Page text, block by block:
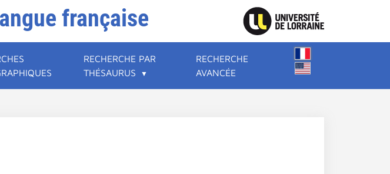
française
RECHERCHE PAR
THÉSAURUS
RECHERCHE
AVANCÉE